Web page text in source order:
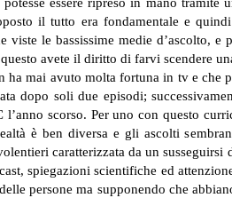
essere ripreso in mano
il tutto era fondamentale e
viste le bassissime medie d’ascolto,
avete il diritto di farvi scendere
mai avuto molta fortuna in tv e che
dopo soli due episodi;
scorso. Per uno con questo
è ben diversa e gli ascolti
caratterizzata da un
spiegazioni scientifiche ed
persone ma supponendo che